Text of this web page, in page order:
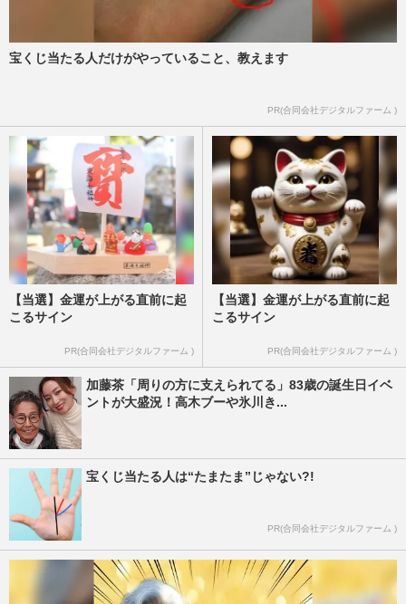
宝くじ当たる人だけがやっていること、教えます
PR(合同会社デジタルファーム )
【当選】金運が上がる直前に起
こるサイン
PR(合同会社デジタルファーム )
【当選】金運が上がる直前に起
こるサイン
PR(合同会社デジタルファーム )
加藤茶「周りの方に支えられてる」83歳の誕生日イベ
ントが大盛況！高木ブーや氷川き...
宝くじ当たる人は“たまたま”じゃない?!
PR(合同会社デジタルファーム )